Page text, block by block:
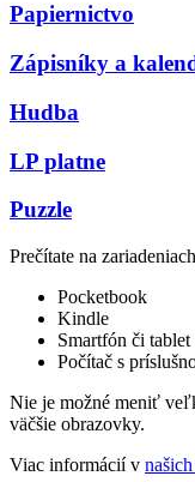
Papiernictvo
Zápisníky a
Hudba
LP platne
Puzzle
Prečítate na
Pocketbook
Kindle
Smartfón či
Počítač s
Nie je možné meniť
väčšie obrazovky.
Viac informácií v